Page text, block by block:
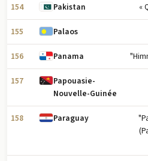
154 Pakistan «
155 Palaos
156 Panama
157
Papouasie-
Nouvelle-Guinée
158 Paraguay